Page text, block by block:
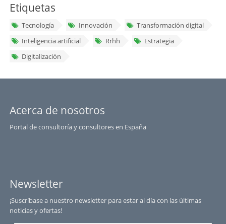
Etiquetas
Tecnología Innovación
Transformación digital
Inteligencia artificial
Rrhh
Estrategia
Digitalización
Acerca de nosotros
Portal de consultoría y consultores en España
Newsletter
¡Suscríbase a nuestro newsletter para estar al día con las últimas
noticias y ofertas!